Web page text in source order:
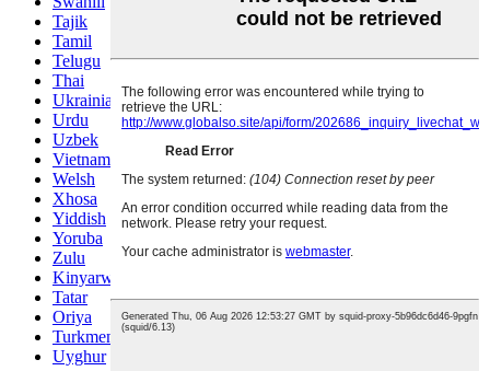
Tajik
Tamil
Telugu
Thai
Ukrainian
Urdu
Uzbek
Vietnamese
Welsh
Xhosa
Yiddish
Yoruba
Zulu
Kinyarwanda
Tatar
Oriya
Turkmen
Uyghur